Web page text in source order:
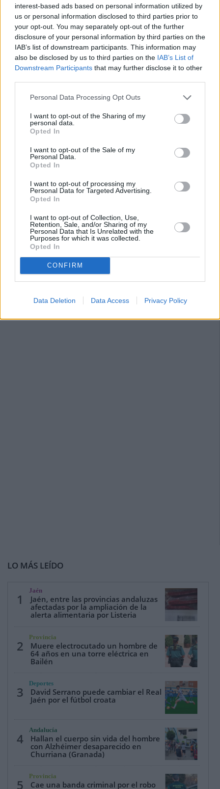
interest-based ads based on personal information utilized by
us or personal information disclosed to third parties prior to
your opt-out. You may separately opt-out of the further
disclosure of your personal information by third parties on the
IAB’s list of downstream participants. This information may
also be disclosed by us to third parties on the IAB’s List of
Downstream Participants that may further disclose it to other
Personal Data Processing Opt Outs
I want to opt-out of the Sharing of my
personal data.
Opted In
I want to opt-out of the Sale of my
Personal Data.
Opted In
I want to opt-out of processing my
Personal Data for Targeted Advertising.
Opted In
I want to opt-out of Collection, Use,
Retention, Sale, and/or Sharing of my
Personal Data that Is Unrelated with the
Purposes for which it was collected.
Opted In
CONFIRM
Data Deletion Data Access Privacy Policy
LO MÁS LEÍDO
1
Jaén
Jaén, entre las provincias andaluzas
afectadas por la ampliación de la
alerta alimentaria por Listeria
2
Provincia
Muere electrocutado un hombre de
64 años en una torre eléctrica en
Bailén
3
Deportes
David Serrano puede cambiar el Real
Jaén por el fútbol croata
4
Andalucía
Hallan el cuerpo sin vida del hombre
con Alzhéimer desaparecido en
Churriana (Granada)
5
Provincia
Cae una banda criminal por el robo